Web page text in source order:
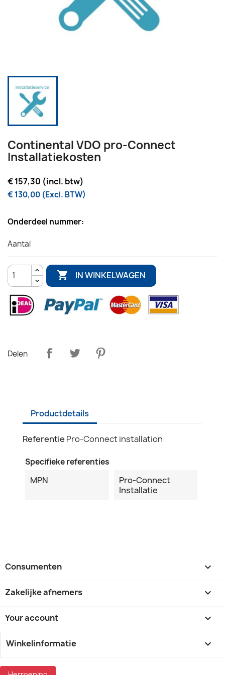
Continental VDO pro-Connect
Installatiekosten
€ 157,30 (incl. btw)
€ 130,00 (Excl. BTW)
Onderdeel nummer:
Aantal
 IN WINKELWAGEN
Delen
Productdetails
Referentie Pro-Connect installation
Specifieke referenties
MPN
Pro-Connect
Installatie
Consumenten 
Zakelijke afnemers 
Your account 
Winkelinformatie keyboard_arrow_down